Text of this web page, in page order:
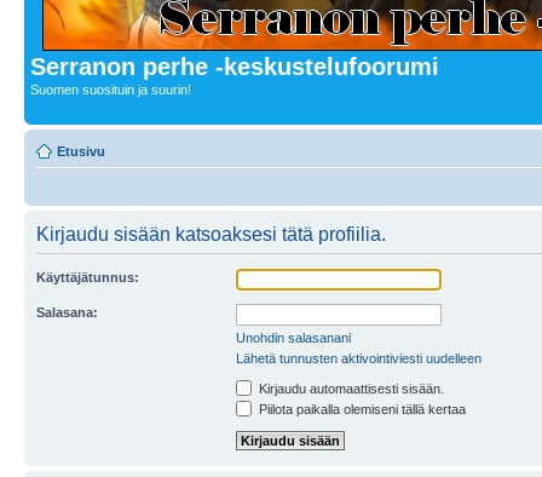
Serranon perhe -keskustelufoorumi
Suomen suosituin ja suurin!
Etusivu
Kirjaudu sisään katsoaksesi tätä profiilia.
Käyttäjätunnus:
Salasana:
Unohdin salasanani
Lähetä tunnusten aktivointiviesti uudelleen
Kirjaudu automaattisesti sisään.
Piilota paikalla olemiseni tällä kertaa